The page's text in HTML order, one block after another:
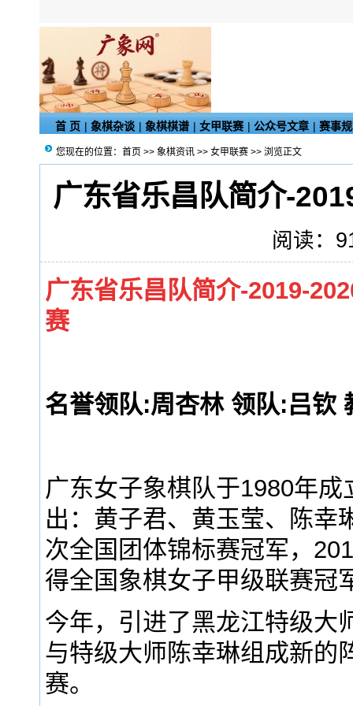
首 页 | 象棋杂谈 | 象棋棋谱 | 女甲联赛 | 公众号文章 | 赛事
您现在的位置： 首页 >> 象棋资讯 >> 女甲联赛 >> 浏览正文
广东省乐昌队简介-
阅读：
广东省乐昌队简介-2019-
赛
名誉领队:周杏林 领队:吕钦
广东女子象棋队于1980年
出：黄子君、黄玉莹、陈幸
次全国团体锦标赛冠军，
得全国象棋女子甲级联赛冠
今年，引进了黑龙江特级大
与特级大师陈幸琳组成新的
赛。